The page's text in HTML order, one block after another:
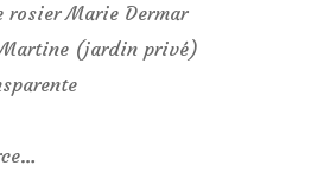
rosier Marie Dermar
(jardin privé)